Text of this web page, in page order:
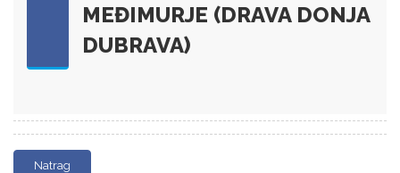
MEĐIMURJE (DRAVA DONJA
DUBRAVA)
Natrag